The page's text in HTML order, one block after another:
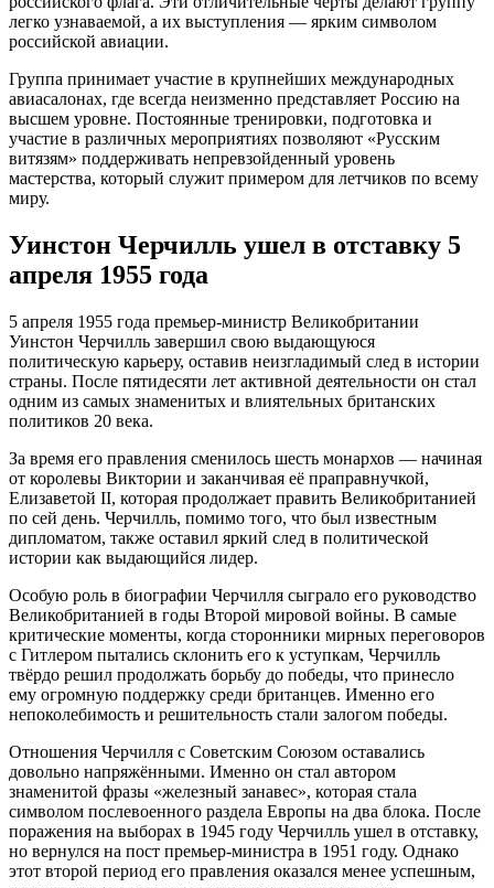
легко узнаваемой, а их выступления — ярким символом
российской авиации.
Группа принимает участие в крупнейших международных
авиасалонах, где всегда неизменно представляет Россию на
высшем уровне. Постоянные тренировки, подготовка и
участие в различных мероприятиях позволяют «Русским
витязям» поддерживать непревзойденный уровень
мастерства, который служит примером для летчиков по всему
миру.
Уинстон Черчилль ушел в отставку 5
апреля 1955 года
5 апреля 1955 года премьер-министр Великобритании
Уинстон Черчилль завершил свою выдающуюся
политическую карьеру, оставив неизгладимый след в истории
страны. После пятидесяти лет активной деятельности он стал
одним из самых знаменитых и влиятельных британских
политиков 20 века.
За время его правления сменилось шесть монархов — начиная
от королевы Виктории и заканчивая её праправнучкой,
Елизаветой II, которая продолжает править Великобританией
по сей день. Черчилль, помимо того, что был известным
дипломатом, также оставил яркий след в политической
истории как выдающийся лидер.
Особую роль в биографии Черчилля сыграло его руководство
Великобританией в годы Второй мировой войны. В самые
критические моменты, когда сторонники мирных переговоров
с Гитлером пытались склонить его к уступкам, Черчилль
твёрдо решил продолжать борьбу до победы, что принесло
ему огромную поддержку среди британцев. Именно его
непоколебимость и решительность стали залогом победы.
Отношения Черчилля с Советским Союзом оставались
довольно напряжёнными. Именно он стал автором
знаменитой фразы «железный занавес», которая стала
символом послевоенного раздела Европы на два блока. После
поражения на выборах в 1945 году Черчилль ушел в отставку,
но вернулся на пост премьер-министра в 1951 году. Однако
этот второй период его правления оказался менее успешным,